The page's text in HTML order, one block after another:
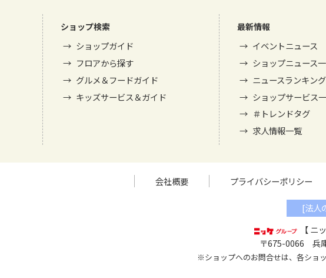
ショップ検索
ショップガイド
フロアから探す
グルメ＆フードガイド
キッズサービス＆ガイド
最新情報
イベントニュース
ショップニュース
ニュースランキング
ショップサービス
＃トレンドタグ
求人情報一覧
会社概要 プライバシーポリシー
[法人
【 ニ
〒675-0066 兵
※ショップへのお問合せは、各ショ